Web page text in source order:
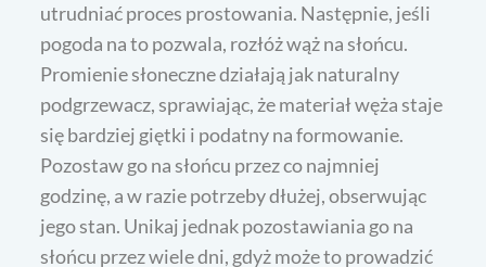
utrudniać proces prostowania. Następnie, jeśli
pogoda na to pozwala, rozłóż wąż na słońcu.
Promienie słoneczne działają jak naturalny
podgrzewacz, sprawiając, że materiał węża staje
się bardziej giętki i podatny na formowanie.
Pozostaw go na słońcu przez co najmniej
godzinę, a w razie potrzeby dłużej, obserwując
jego stan. Unikaj jednak pozostawiania go na
słońcu przez wiele dni, gdyż może to prowadzić